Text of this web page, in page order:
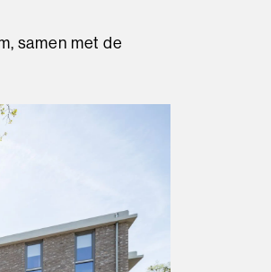
samen met de